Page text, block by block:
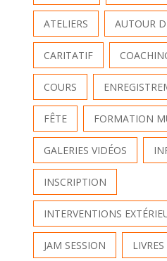
ATELIERS AUTOUR
CARITATIF
COURS
FÊTE FORMATION
GALERIES VIDÉOS
INSCRIPTION
INTERVENTIONS
JAM SESSION LIVRES